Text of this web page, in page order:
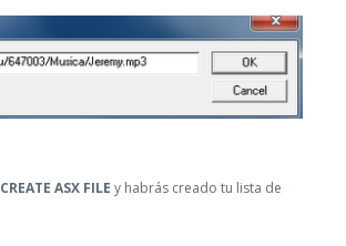
CREATE ASX FILE y habrás creado tu lista de